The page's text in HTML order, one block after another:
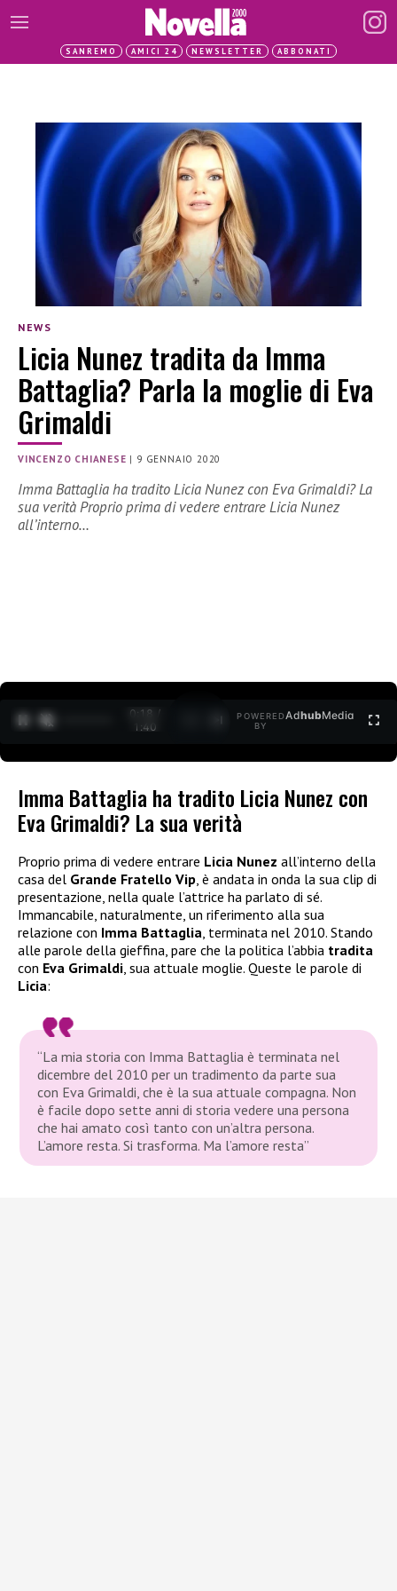
SANREMO AMICI 24 NEWSLETTER ABBONATI
NEWS
Licia Nunez tradita da Imma
Battaglia? Parla la moglie di Eva
Grimaldi
VINCENZO CHIANESE | 9 GENNAIO 2020
Imma Battaglia ha tradito Licia Nunez con Eva Grimaldi? La
sua verità Proprio prima di vedere entrare Licia Nunez
all’interno…
0:19 /
1:40
POWERED
BY
AdhubMedia
Imma Battaglia ha tradito Licia Nunez con
Eva Grimaldi? La sua verità
Proprio prima di vedere entrare Licia Nunez all’interno della
casa del Grande Fratello Vip, è andata in onda la sua clip di
presentazione, nella quale l’attrice ha parlato di sé.
Immancabile, naturalmente, un riferimento alla sua
relazione con Imma Battaglia, terminata nel 2010. Stando
alle parole della gieffina, pare che la politica l’abbia tradita
con Eva Grimaldi, sua attuale moglie. Queste le parole di
Licia:
“La mia storia con Imma Battaglia è terminata nel
dicembre del 2010 per un tradimento da parte sua
con Eva Grimaldi, che è la sua attuale compagna. Non
è facile dopo sette anni di storia vedere una persona
che hai amato così tanto con un’altra persona.
L’amore resta. Si trasforma. Ma l’amore resta”